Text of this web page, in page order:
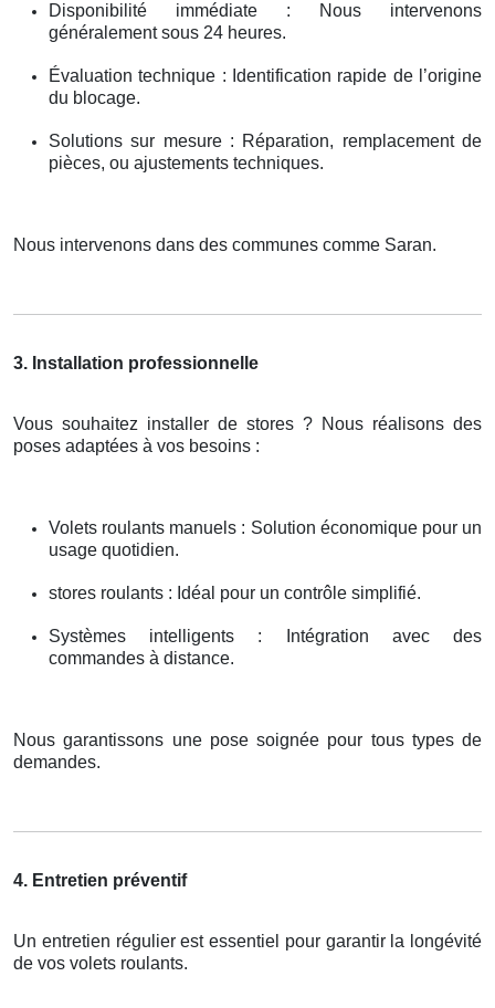
Disponibilité immédiate : Nous intervenons
généralement sous 24 heures.
Évaluation technique : Identification rapide de l’origine
du blocage.
Solutions sur mesure : Réparation, remplacement de
pièces, ou ajustements techniques.
Nous intervenons dans des communes comme Saran.
3. Installation professionnelle
Vous souhaitez installer de stores ? Nous réalisons des
poses adaptées à vos besoins :
Volets roulants manuels : Solution économique pour un
usage quotidien.
stores roulants : Idéal pour un contrôle simplifié.
Systèmes intelligents : Intégration avec des
commandes à distance.
Nous garantissons une pose soignée pour tous types de
demandes.
4. Entretien préventif
Un entretien régulier est essentiel pour garantir la longévité
de vos volets roulants.